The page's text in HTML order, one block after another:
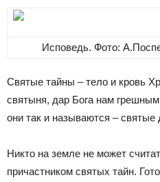
Исповедь. Фото:
Святые тайны – тело и кровь
святыня, дар Бога нам
они так и называются – святые
Никто на земле не может
причастником святых тайн.